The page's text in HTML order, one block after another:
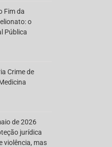
Fim da
o
Pública
Crime de
de 2026
jurídica
violência, mas